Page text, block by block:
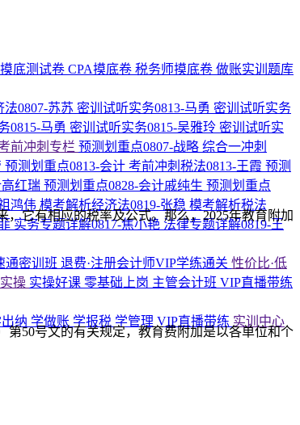
底测试卷 CPA摸底卷 税务师摸底卷 做账实训题库
0807-苏苏 密训试听实务0813-马勇 密训试听实务
0815-马勇 密训试听实务0815-吴雅玲 密训试听实
前冲刺专栏 预测划重点0807-战略 综合一冲刺
预测划重点0813-会计 考前冲刺税法0813-王霞 预测
红瑞 预测划重点0828-会计戚纯生 预测划重点
鸿伟 模考解析经济法0819-张稳 模考解析税法
实务专题详解0817-焦小艳 法律专题详解0819-王
通密训班 退费·注册会计师VIP学练通关 性价比·低
实操 实操好课 零基础上岗 主管会计班 VIP直播带练
纳 学做账 学报税 学管理 VIP直播带练 实训中心
它有相应的税率及公式。那么，2025年教育附加
50号文的有关规定，教育费附加是以各单位和个